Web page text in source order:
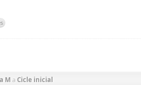
M a Cicle inicial